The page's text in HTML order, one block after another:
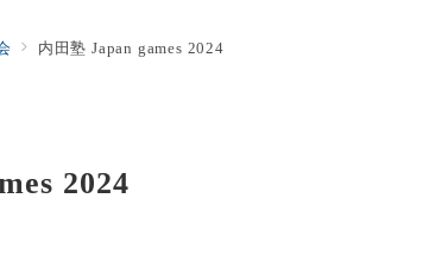
内田塾 Japan games 2024
2024